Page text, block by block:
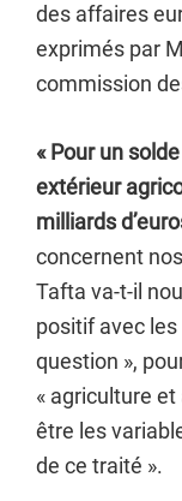
des affaires
exprimés par
commission
« Pour un
extérieur
milliards
concernent
Tafta va-t-il
positif avec les
question »,
« agriculture
être les
de ce traité ».